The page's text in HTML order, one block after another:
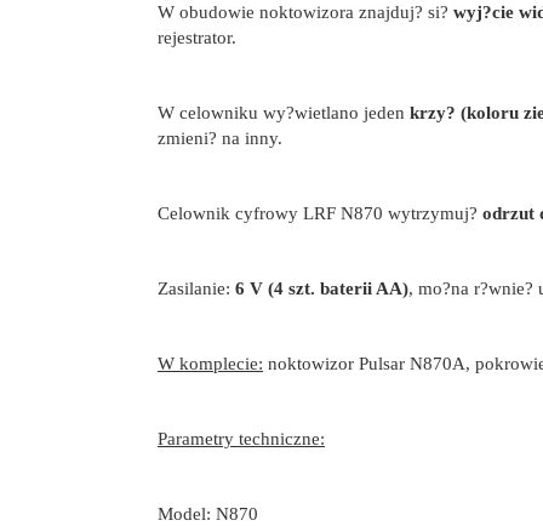
W obudowie noktowizora znajduj? si? wyj?cie
rejestrator.
W celowniku wy?wietlano jeden krzy? (koloru
zmieni? na inny.
Celownik cyfrowy LRF N870 wytrzymuj? odrzut
Zasilanie: 6 V (4 szt. baterii AA), mo?na
W komplecie: noktowizor Pulsar N870A,
Parametry techniczne:
Model: N870